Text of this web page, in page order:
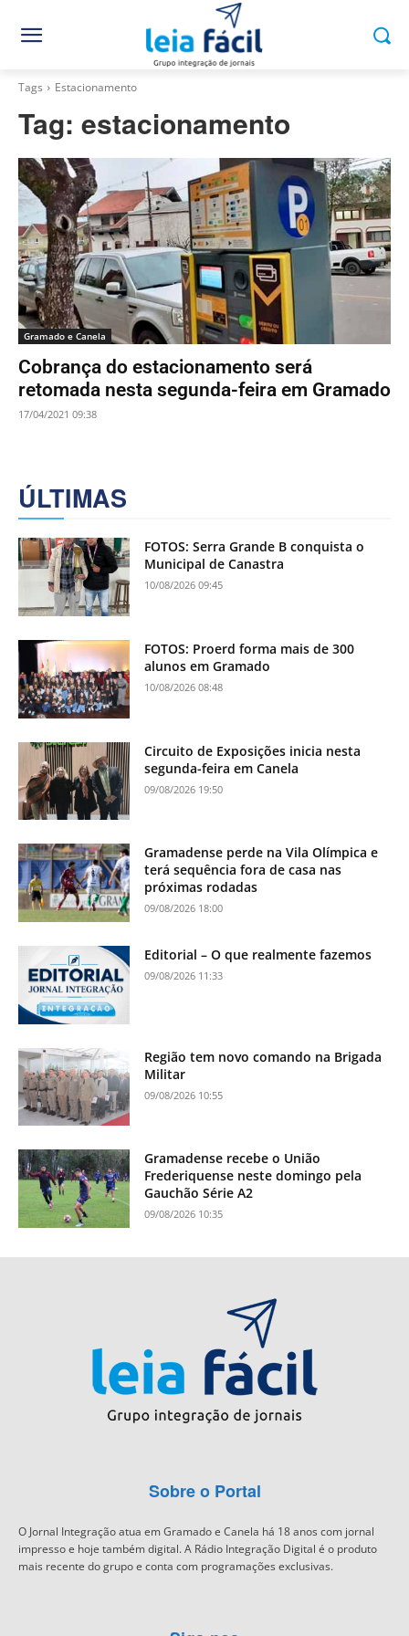
Tags Estacionamento
Tag: estacionamento
Gramado e Canela
Cobrança do estacionamento será
retomada nesta segunda-feira em Gramado
17/04/2021 09:38
ÚLTIMAS
FOTOS: Serra Grande B conquista o
Municipal de Canastra
10/08/2026 09:45
FOTOS: Proerd forma mais de 300
alunos em Gramado
10/08/2026 08:48
Circuito de Exposições inicia nesta
segunda-feira em Canela
09/08/2026 19:50
Gramadense perde na Vila Olímpica e
terá sequência fora de casa nas
próximas rodadas
09/08/2026 18:00
Editorial – O que realmente fazemos
09/08/2026 11:33
Região tem novo comando na Brigada
Militar
09/08/2026 10:55
Gramadense recebe o União
Frederiquense neste domingo pela
Gauchão Série A2
09/08/2026 10:35
Sobre o Portal
O Jornal Integração atua em Gramado e Canela há 18 anos com jornal
impresso e hoje também digital. A Rádio Integração Digital é o produto
mais recente do grupo e conta com programações exclusivas.